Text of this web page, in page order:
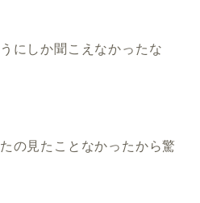
にしか聞こえなかったな
の見たことなかったから驚